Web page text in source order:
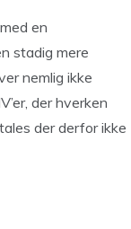
en
stadig mere
nemlig ikke
der hverken
der derfor ikke